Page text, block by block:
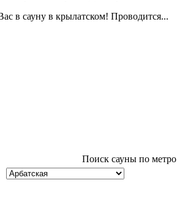
в сауну в крылатском! Проводится...
Поиск сауны по метро